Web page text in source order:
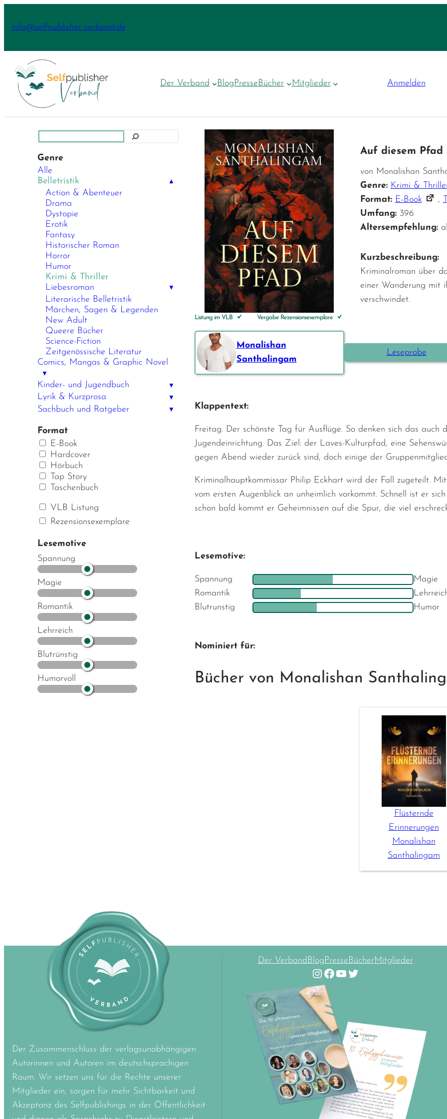
Inhalt
info@selfpublisher-verband.de
Der Verband BlogPresseBücher Mitglieder Anmelden
Genre
Alle
Belletristik
▲
Action & Abenteuer
Drama
Dystopie
Erotik
Fantasy
Historischer Roman
Horror
Humor
Krimi & Thriller
Liebesroman
▼
Literarische Belletristik
Märchen, Sagen & Legenden
New Adult
Queere Bücher
Science-Fiction
Zeitgenössische Literatur
Comics, Mangas & Graphic Novel
▼
Kinder- und Jugendbuch ▼
Lyrik & Kurzprosa ▼
Sachbuch und Ratgeber ▼
Format
E-Book
Hardcover
Hörbuch
Tap Story
Taschenbuch
VLB Listung
Rezensionsexemplare
Lesemotive
Spannung
Magie
Romantik
Lehrreich
Blutrünstig
Humorvoll
Listung im VLB Vergabe Rezensionsexemplare
Auf diesem Pfad
von Monalishan
Genre: Krimi &
Format: E-Book ,
Umfang: 396
Altersempfehlung:
Kurzbeschreibung:
Kriminalroman über
einer Wanderung mit
verschwindet.
Monalishan
Santhalingam
Leseprobe
Klappentext:
Freitag. Der schönste Tag für Ausflüge. So denken sich das auch
Jugendeinrichtung. Das Ziel: der Laves-Kulturpfad, eine
gegen Abend wieder zurück sind, doch einige der
Kriminalhauptkommissar Philip Eckhart wird der Fall zugeteilt.
vom ersten Augenblick an unheimlich vorkommt. Schnell ist er
schon bald kommt er Geheimnissen auf die Spur, die viel
Lesemotive:
Spannung
Magie
Romantik
Blutrunstig
Humor
Nominiert für:
Bücher von Monalishan
Flüsternde
Erinnerungen
Monalishan
Santhalingam
Der Zusammenschluss der verlagsunabhängigen
Autorinnen und Autoren im deutschsprachigen
Raum. Wir setzen uns für die Rechte unserer
Mitglieder ein, sorgen für mehr Sichtbarkeit und
Akzeptanz des Selfpublishings in der Öffentlichkeit
Der VerbandBlogPresseBücherMitglieder
Instagram Facebook YouTube Twitter